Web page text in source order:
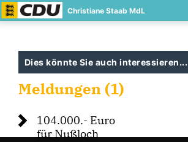
Christiane Staab MdL
Dies könnte Sie auch interessieren...
Meldungen (1)
104.000.- Euro
für Nußloch